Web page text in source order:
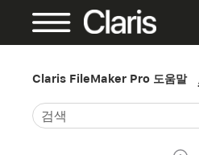
Claris FileMaker Pro 도움말